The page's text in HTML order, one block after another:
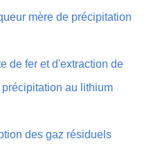
mère de précipitation
de fer et d'extraction de
au lithium
des gaz résiduels